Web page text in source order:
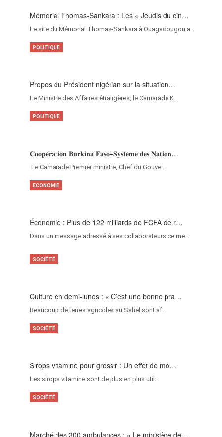
Mémorial Thomas-Sankara : Les « Jeudis du cin…
Le site du Mémorial Thomas-Sankara à Ouagadougou a…
Propos du Président nigérian sur la situation…
Le Ministre des Affaires étrangères, le Camarade K…
POLITIQUE
𝐂𝐨𝐨𝐩𝐞́𝐫𝐚𝐭𝐢𝐨𝐧 𝐁𝐮𝐫𝐤𝐢𝐧𝐚 𝐅𝐚𝐬𝐨–𝐒𝐲𝐬𝐭𝐞̀𝐦𝐞 𝐝𝐞𝐬 𝐍𝐚𝐭𝐢𝐨𝐧…
‎Le Camarade Premier ministre, Chef du Gouve…
POLITIQUE
Économie : Plus de 122 milliards de FCFA de r…
Dans un message adressé à ses collaborateurs ce me…
ECONOMIE
Culture en demi-lunes : « C’est une bonne pra…
Beaucoup de terres agricoles au Sahel sont af…
SOCIÉTÉ
Sirops vitamine pour grossir : Un effet de mo…
Les sirops vitamine sont de plus en plus util…
SOCIÉTÉ
Marché des 300 ambulances : « Le ministère de…
SOCIÉTÉ